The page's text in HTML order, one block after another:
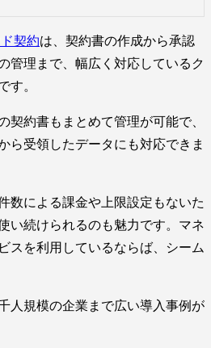
契約は、契約書の作成から承認
管理まで、幅広く対応しているク
す。
契約書もまとめて管理が可能で、
ら受領したデータにも対応できま
数による課金や上限設定もないた
い続けられるのも魅力です。マネ
スを利用しているならば、シーム
人規模の企業まで広い導入事例が